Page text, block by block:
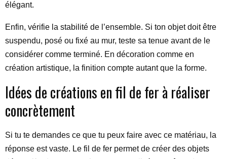
élégant.
Enfin, vérifie la stabilité de l’ensemble. Si ton objet doit être
suspendu, posé ou fixé au mur, teste sa tenue avant de le
considérer comme terminé. En décoration comme en
création artistique, la finition compte autant que la forme.
Idées de créations en fil de fer à réaliser
concrètement
Si tu te demandes ce que tu peux faire avec ce matériau, la
réponse est vaste. Le fil de fer permet de créer des objets